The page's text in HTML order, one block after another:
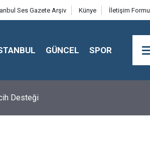
Ses Gazete Arşiv Künye İletişim Formu
GÜNCEL SPOR
Desteği